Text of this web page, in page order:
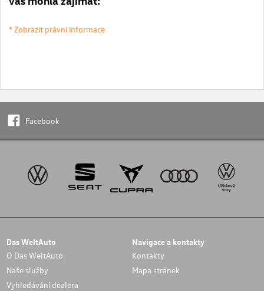
* Zobrazit právní informace
Facebook
Das WeltAuto
O Das WeltAuto
Naše služby
Vyhledávání dealera
Navigace a kontakty
Kontakty
Mapa stránek